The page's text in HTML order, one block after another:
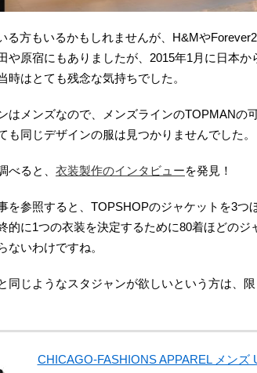
る方もいるかもしれませんが、H&Mや
や原宿にもありましたが、2015年1月に日本
時はとても残念な気持ちでした。
はメンズなので、メンズラインのTOPMANの
も同じデザインの服は見つかりませんでした。
べると、 衣装製作のインタビューを発見！
を参照すると、TOPSHOPのジャケットを3つ
的に1つの衣装を決定するために80着ほどの
ないわけですね。
同じようなスタジャンが欲しいという方は、
CHICAGO-FASHIONS APPAREL メンズ